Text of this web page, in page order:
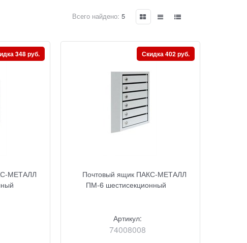
Всего найдено: 5
МЕТАЛЛ
348 руб.
Почтовый ящик ПАКС-МЕТАЛЛ
ПМ-6 шестисекционный
Артикул:
74008008
Скидка 402 руб.